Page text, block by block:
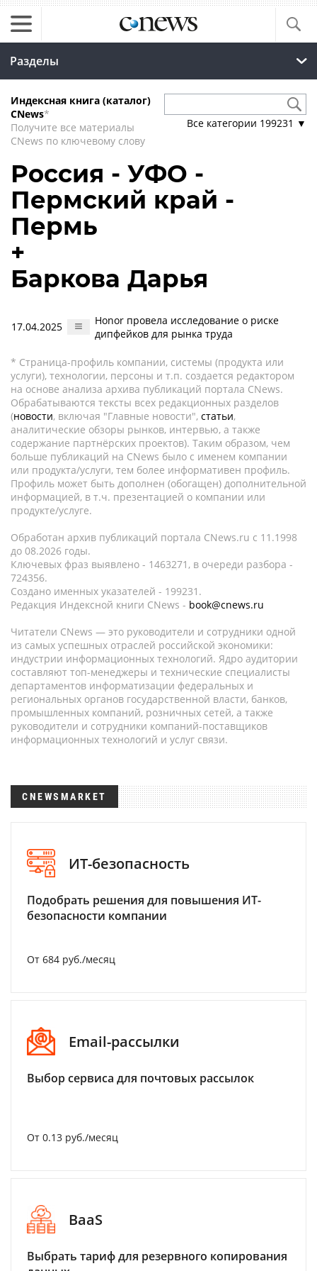
Разделы
Индексная книга (каталог)
CNews*
Получите все материалы
CNews по ключевому слову
Все категории 199231 ▼
Россия - УФО -
Пермский край -
Пермь
+
Баркова Дарья
17.04.2025
Honor провела исследование о риске
дипфейков для рынка труда
* Страница-профиль компании, системы (продукта или
услуги), технологии, персоны и т.п. создается редактором
на основе анализа архива публикаций портала CNews.
Обрабатываются тексты всех редакционных разделов
(новости, включая "Главные новости", статьи,
аналитические обзоры рынков, интервью, а также
содержание партнёрских проектов). Таким образом, чем
больше публикаций на CNews было с именем компании
или продукта/услуги, тем более информативен профиль.
Профиль может быть дополнен (обогащен) дополнительной
информацией, в т.ч. презентацией о компании или
продукте/услуге.
Обработан архив публикаций портала CNews.ru c 11.1998
до 08.2026 годы.
Ключевых фраз выявлено - 1463271, в очереди разбора -
724356.
Создано именных указателей - 199231.
Редакция Индексной книги CNews - book@cnews.ru
Читатели CNews — это руководители и сотрудники одной
из самых успешных отраслей российской экономики:
индустрии информационных технологий. Ядро аудитории
составляют топ-менеджеры и технические специалисты
департаментов информатизации федеральных и
региональных органов государственной власти, банков,
промышленных компаний, розничных сетей, а также
руководители и сотрудники компаний-поставщиков
информационных технологий и услуг связи.
CNEWSMARKET
ИТ-безопасность
Подобрать решения для повышения ИТ-
безопасности компании
От 684 руб./месяц
Email-рассылки
Выбор сервиса для почтовых рассылок
От 0.13 руб./месяц
BaaS
Выбрать тариф для резервного копирования